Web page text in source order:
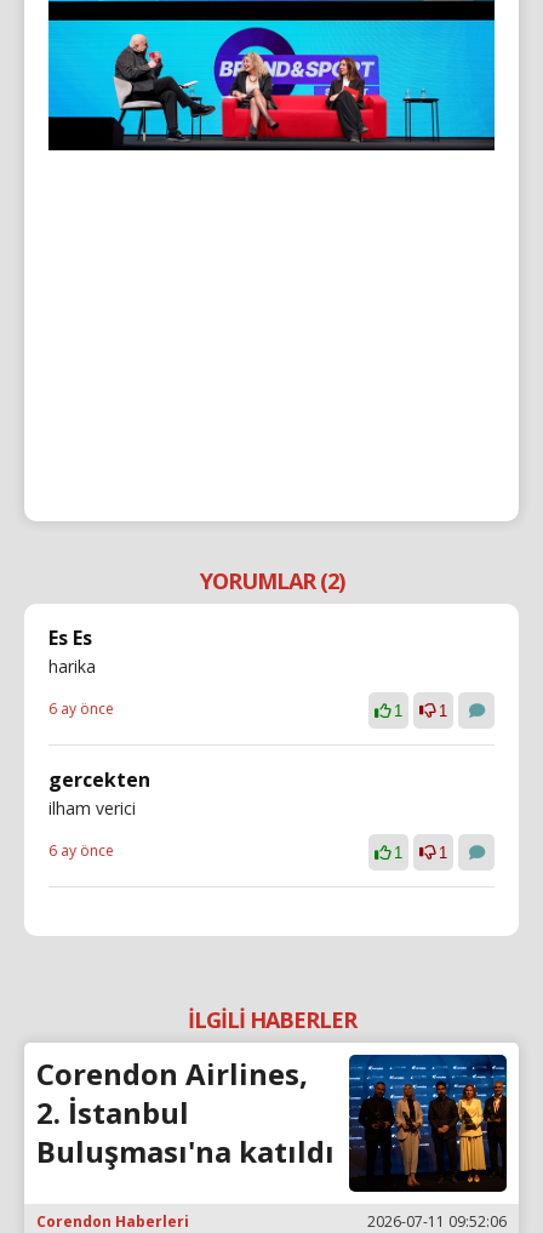
YORUMLAR (2)
Es Es
harika
6 ay önce 1 1
gercekten
ilham verici
6 ay önce 1 1
İLGİLİ HABERLER
Corendon Airlines,
2. İstanbul
Buluşması'na katıldı
Corendon Haberleri 2026-07-11 09:52:06